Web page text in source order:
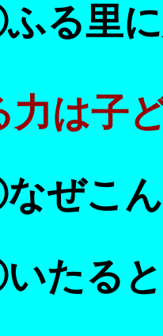
る里
力は子
ぜこん
たる